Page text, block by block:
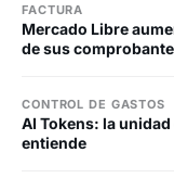
FACTURA
Mercado Libre
de sus
CONTROL DE GASTOS
AI Tokens: la unidad
entiende